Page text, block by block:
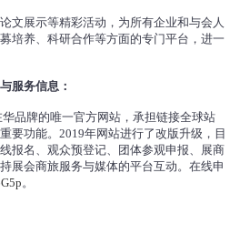
文展示等精彩活动，为所有企业和与会人
培养、科研合作等方面的专门平台，进一
服务信息：
品牌的唯一官方网站，承担链接全球站
要功能。2019年网站进行了改版升级，目
报名、观众预登记、团体参观申报、展商
展会商旅服务与媒体的平台互动。在线申
。